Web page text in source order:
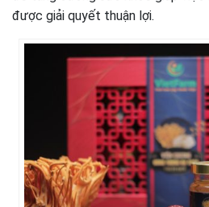
được giải quyết thuận lợi.